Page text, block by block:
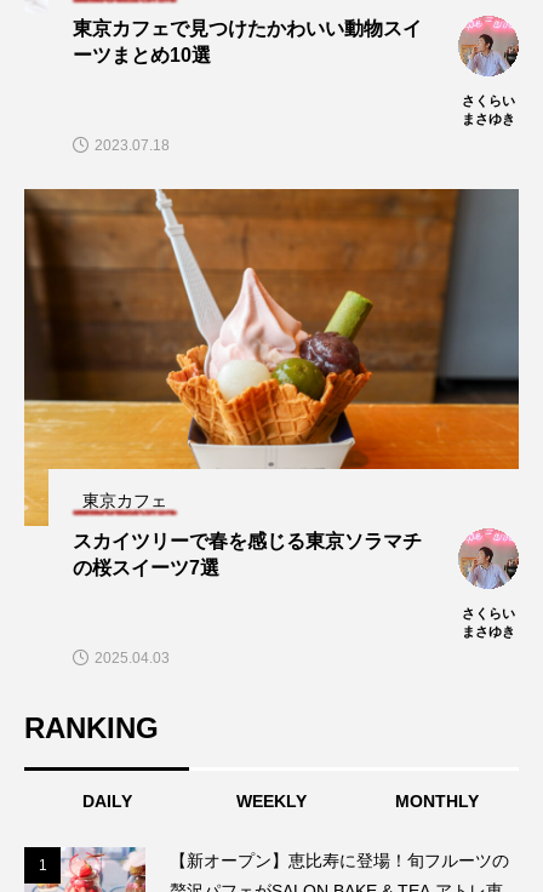
東京カフェで見つけたかわいい動物スイ
ーツまとめ10選
さくらい
まさゆき
2023.07.18
東京カフェ
スカイツリーで春を感じる東京ソラマチ
の桜スイーツ7選
さくらい
まさゆき
2025.04.03
RANKING
DAILY WEEKLY MONTHLY
1
【新オープン】恵比寿に登場！旬フルーツの